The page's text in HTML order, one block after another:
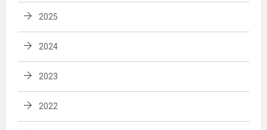
2025
2024
2023
2022